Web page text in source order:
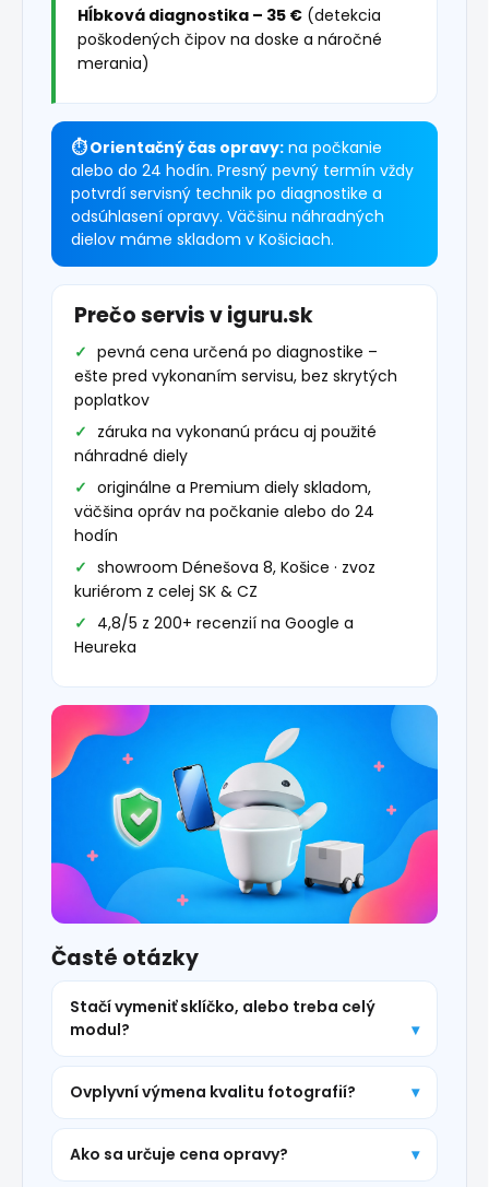
Hĺbková diagnostika – 35 € (detekcia
poškodených čipov na doske a náročné
merania)
⏱ Orientačný čas opravy: na počkanie
alebo do 24 hodín. Presný pevný termín vždy
potvrdí servisný technik po diagnostike a
odsúhlasení opravy. Väčšinu náhradných
dielov máme skladom v Košiciach.
Prečo servis v iguru.sk
pevná cena určená po diagnostike –
ešte pred vykonaním servisu, bez skrytých
poplatkov
záruka na vykonanú prácu aj použité
náhradné diely
originálne a Premium diely skladom,
väčšina opráv na počkanie alebo do 24
hodín
showroom Dénešova 8, Košice · zvoz
kuriérom z celej SK & CZ
4,8/5 z 200+ recenzií na Google a
Heureka
Časté otázky
Stačí vymeniť sklíčko, alebo treba celý
modul?
Ovplyvní výmena kvalitu fotografií?
Ako sa určuje cena opravy?